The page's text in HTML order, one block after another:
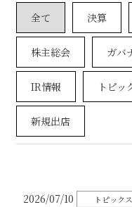
2026/07/10
お問い合わせ